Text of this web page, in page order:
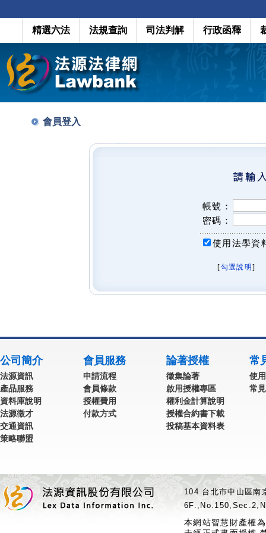
精選六法 法規查詢 司法判解 行政函釋
會員登入
帳號：
密碼：
使用法學資
[勾選說明 ]
公司簡介
法源資訊
產品服務
資料庫說明
法源徵才
交通資訊
策略聯盟
會員服務
申請流程
會員條款
授權費用
付款方式
論著授權
徵集論著
啟用授權專區
權利金計算說明
授權合約書下載
投稿基本資料表
常
使
常
104 台北市中山區
本網站智慧財產權